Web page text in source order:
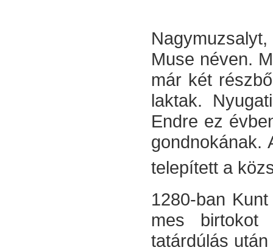
Muse néven.
már két
laktak.
Endre ez
gondnokának.
telepített a
1280-ban
mes birtokot
tatárdúlás